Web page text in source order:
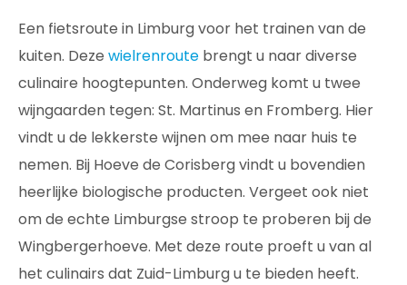
Een fietsroute in Limburg voor het trainen van de
kuiten. Deze wielrenroute brengt u naar diverse
culinaire hoogtepunten. Onderweg komt u twee
wijngaarden tegen: St. Martinus en Fromberg. Hier
vindt u de lekkerste wijnen om mee naar huis te
nemen. Bij Hoeve de Corisberg vindt u bovendien
heerlijke biologische producten. Vergeet ook niet
om de echte Limburgse stroop te proberen bij de
Wingbergerhoeve. Met deze route proeft u van al
het culinairs dat Zuid-Limburg u te bieden heeft.